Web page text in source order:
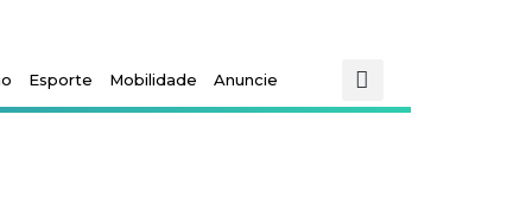
Esporte Mobilidade Anuncie